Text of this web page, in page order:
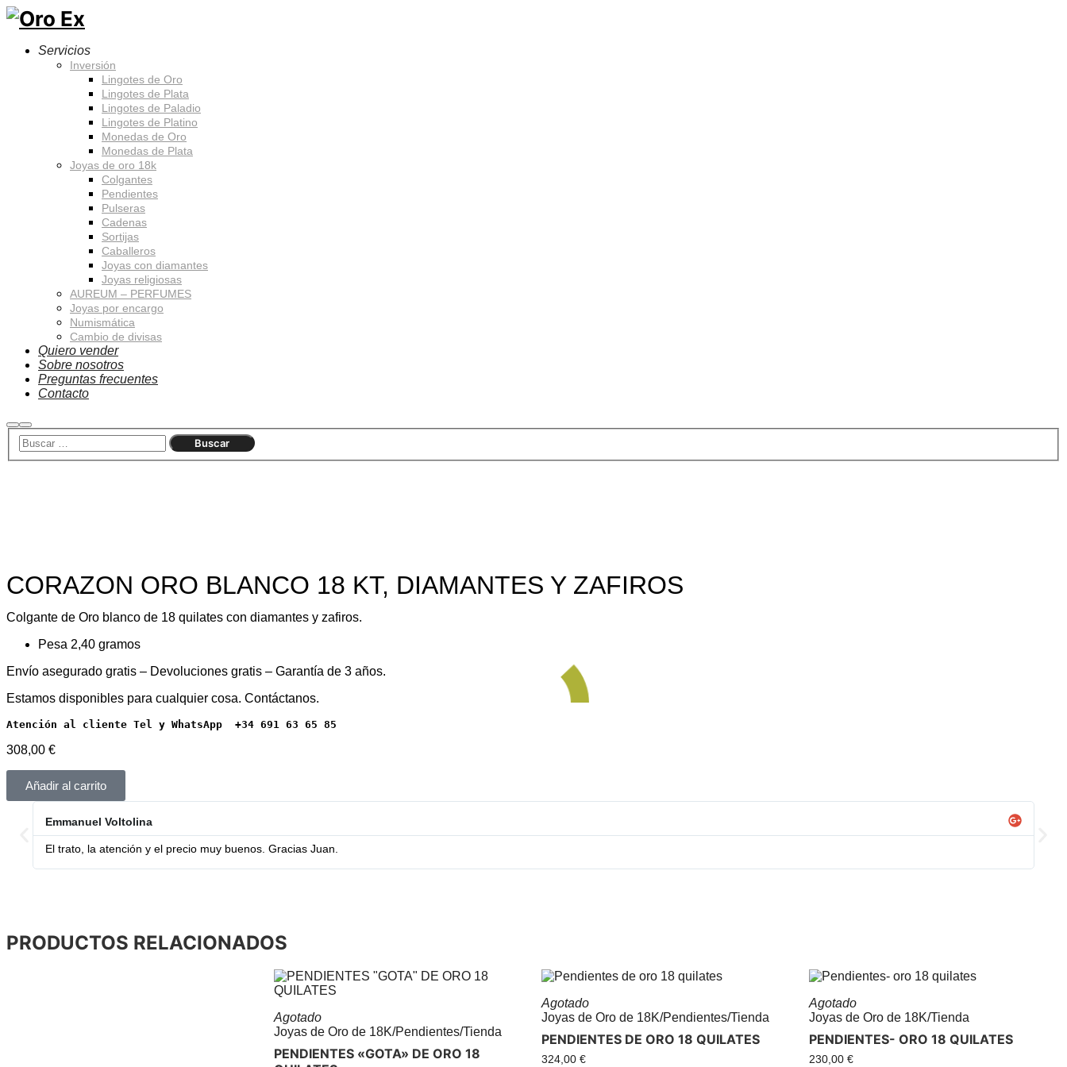
Servicios
Inversión
Lingotes de Oro
Lingotes de Plata
Lingotes de Paladio
Lingotes de Platino
Monedas de Oro
Monedas de Plata
Joyas de oro 18k
Colgantes
Pendientes
Pulseras
Cadenas
Sortijas
Caballeros
Joyas con diamantes
Joyas religiosas
AUREUM – PERFUMES
Joyas por encargo
Numismática
Cambio de divisas
Quiero vender
Sobre nosotros
Preguntas frecuentes
Contacto
CORAZON ORO BLANCO 18 KT, DIAMANTES Y ZAFIROS
Colgante de Oro blanco de 18 quilates con diamantes y zafiros.
Pesa 2,40 gramos
Envío asegurado gratis – Devoluciones gratis – Garantía de 3 años.
Estamos disponibles para cualquier cosa. Contáctanos.
Atención al cliente Tel y WhatsApp  +34 691 63 65 85
308,00 €
Añadir al carrito
Emmanuel Voltolina
El trato, la atención y el precio muy buenos. Gracias Juan.
PRODUCTOS RELACIONADOS
Agotado
Joyas de Oro de 18K/Pendientes/Tienda
PENDIENTES «GOTA» DE ORO 18
Agotado
Joyas de Oro de 18K/Pendientes/Tienda
PENDIENTES DE ORO 18 QUILATES
324,00 €
Agotado
Joyas de Oro de 18K/Tienda
PENDIENTES- ORO 18 QUILATES
230,00 €